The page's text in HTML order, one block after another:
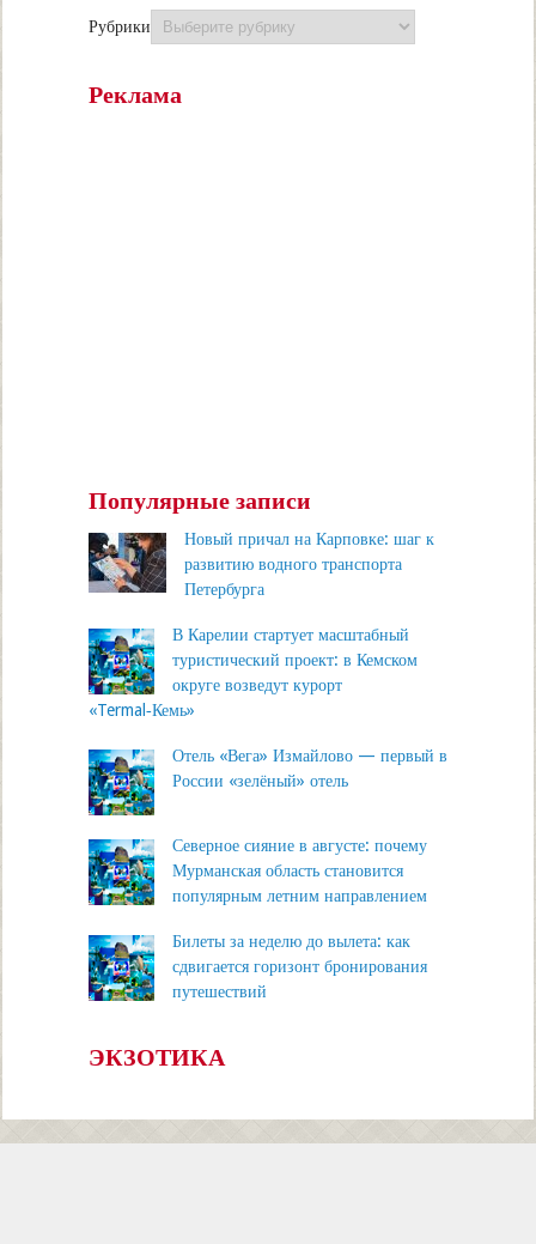
Рубрики
Реклама
Популярные записи
Новый причал на Карповке: шаг к
развитию водного транспорта
Петербурга
В Карелии стартует масштабный
туристический проект: в Кемском
округе возведут курорт
«Termal‑Кемь»
Отель «Вега» Измайлово — первый в
России «зелёный» отель
Северное сияние в августе: почему
Мурманская область становится
популярным летним направлением
Билеты за неделю до вылета: как
сдвигается горизонт бронирования
путешествий
ЭКЗОТИКА